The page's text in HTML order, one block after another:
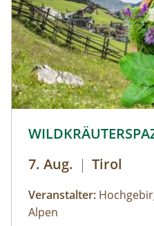
© © Hochgebirgs-
7. Aug. | Tirol
Veranstalter:
Alpen